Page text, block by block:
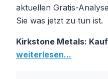
aktuellen Gratis-
Sie was jetzt zu tun ist.
Kirkstone Metals:
weiterlesen...